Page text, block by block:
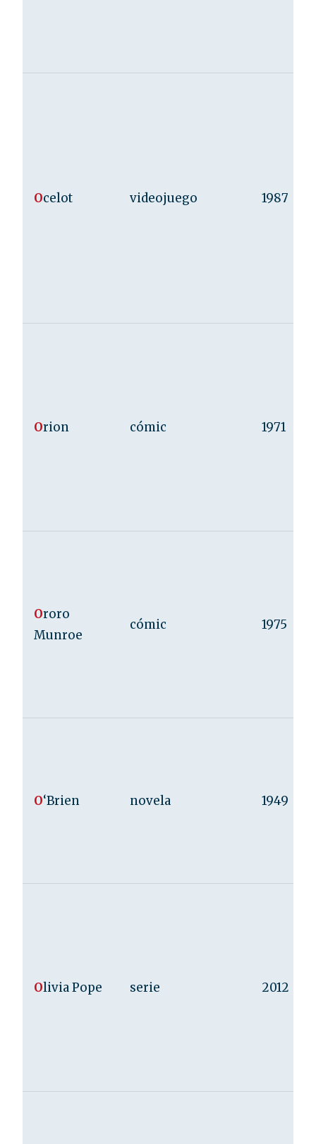
Ocelot videojuego 1987
Orion cómic 1971
Ororo
Munroe
cómic 1975
O‘Brien novela 1949
Olivia Pope serie 2012